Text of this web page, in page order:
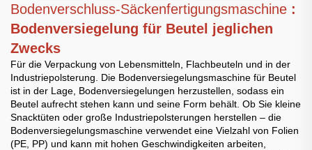
Bodenverschluss-Säckenfertigungsmaschine :
Bodenversiegelung für Beutel jeglichen
Zwecks
Für die Verpackung von Lebensmitteln, Flachbeuteln und in der
Industriepolsterung. Die Bodenversiegelungsmaschine für Beutel
ist in der Lage, Bodenversiegelungen herzustellen, sodass ein
Beutel aufrecht stehen kann und seine Form behält. Ob Sie kleine
Snacktüten oder große Industriepolsterungen herstellen – die
Bodenversiegelungsmaschine verwendet eine Vielzahl von Folien
(PE, PP) und kann mit hohen Geschwindigkeiten arbeiten,